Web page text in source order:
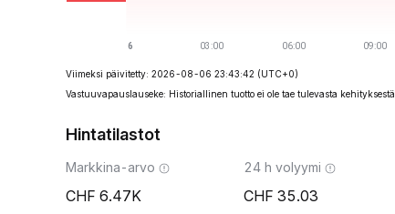
Viimeksi päivitetty: 2026-08-06 23:43:42 (UTC+0)
Vastuuvapauslauseke: Historiallinen tuotto ei ole tae tulevasta kehityksestä.
Hintatilastot
Markkina-arvo
6.47K
24 h volyymi
35.03